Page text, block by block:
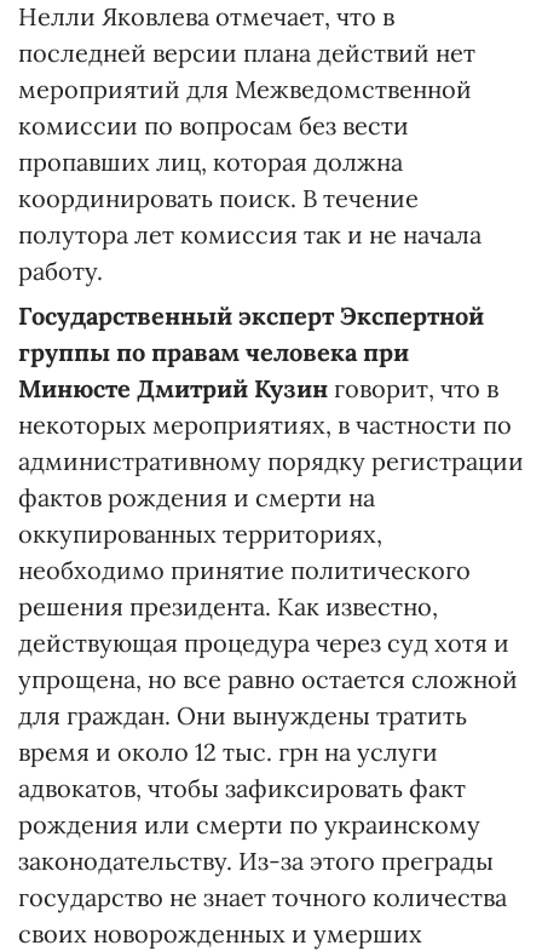
Нелли Яковлева отмечает, что в
последней версии плана действий нет
мероприятий для Межведомственной
комиссии по вопросам без вести
пропавших лиц, которая должна
координировать поиск. В течение
полутора лет комиссия так и не начала
работу.
Государственный эксперт Экспертной
группы по правам человека при
Минюсте Дмитрий Кузин говорит, что в
некоторых мероприятиях, в частности по
административному порядку регистрации
фактов рождения и смерти на
оккупированных территориях,
необходимо принятие политического
решения президента. Как известно,
действующая процедура через суд хотя и
упрощена, но все равно остается сложной
для граждан. Они вынуждены тратить
время и около 12 тыс. грн на услуги
адвокатов, чтобы зафиксировать факт
рождения или смерти по украинскому
законодательству. Из-за этого преграды
государство не знает точного количества
своих новорожденных и умерших